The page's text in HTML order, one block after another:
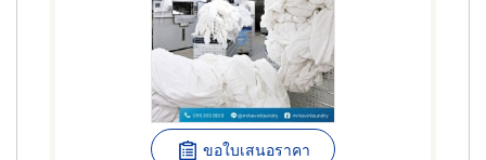
ขอใบเสนอราคา